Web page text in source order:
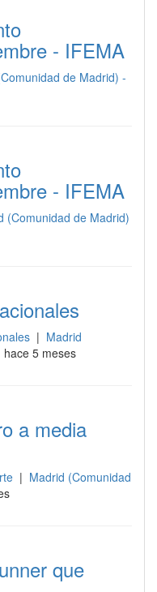
- IFEMA
de Madrid) -
- IFEMA
(Comunidad de Madrid)
| Madrid
hace 5 meses
a media
| Madrid (Comunidad
que